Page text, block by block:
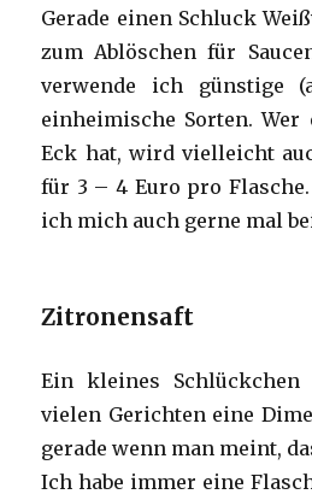
Gerade einen Schluck
zum Ablöschen für
verwende ich günstige
einheimische Sorten. Wer
Eck hat, wird vielleicht
für 3 – 4 Euro pro
ich mich auch gerne mal
Zitronensaft
Ein kleines
vielen Gerichten eine
gerade wenn man meint,
Ich habe immer eine